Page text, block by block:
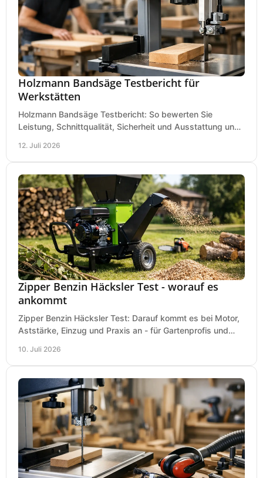
Holzmann Bandsäge Testbericht für
Werkstätten
Holzmann Bandsäge Testbericht: So bewerten Sie
Leistung, Schnittqualität, Sicherheit und Ausstattung und
12. Juli 2026
Zipper Benzin Häcksler Test - worauf es
ankommt
Zipper Benzin Häcksler Test: Darauf kommt es bei Motor,
Aststärke, Einzug und Praxis an - für Gartenprofis und
10. Juli 2026